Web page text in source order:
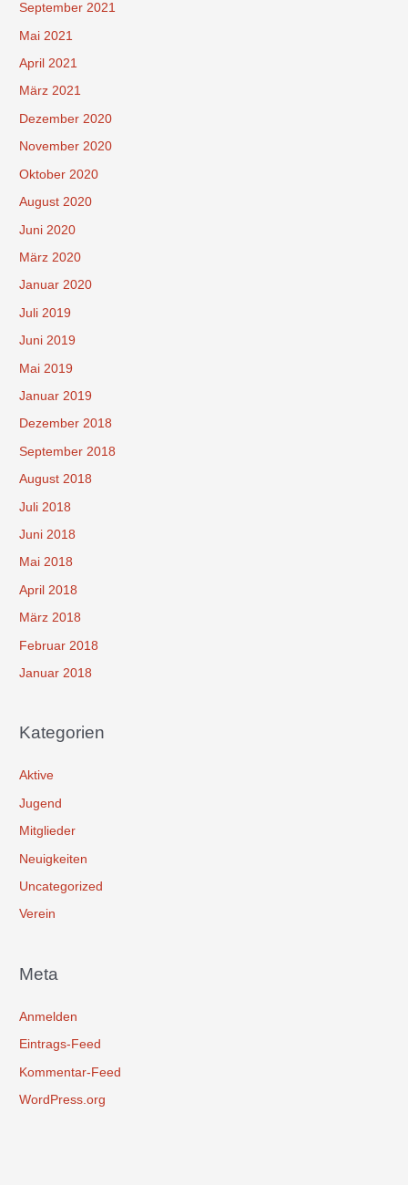
September 2021
Mai 2021
April 2021
März 2021
Dezember 2020
November 2020
Oktober 2020
August 2020
Juni 2020
März 2020
Januar 2020
Juli 2019
Juni 2019
Mai 2019
Januar 2019
Dezember 2018
September 2018
August 2018
Juli 2018
Juni 2018
Mai 2018
April 2018
März 2018
Februar 2018
Januar 2018
Kategorien
Aktive
Jugend
Mitglieder
Neuigkeiten
Uncategorized
Verein
Meta
Anmelden
Eintrags-Feed
Kommentar-Feed
WordPress.org